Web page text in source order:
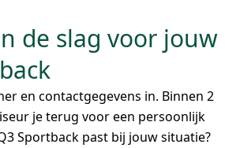
de slag voor jouw
en contactgegevens in. Binnen 2
je terug voor een persoonlijk
Sportback past bij jouw situatie?